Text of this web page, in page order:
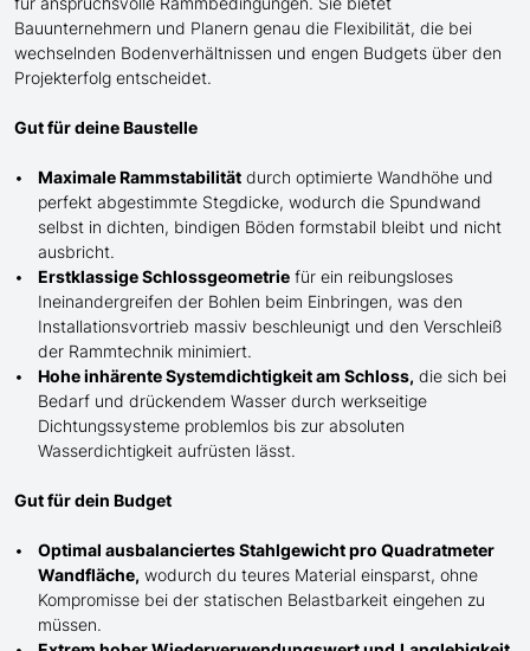
Bauunternehmern und Planern genau die Flexibilität, die bei
wechselnden Bodenverhältnissen und engen Budgets über den
Projekterfolg entscheidet.
Gut für deine Baustelle
Maximale Rammstabilität durch optimierte Wandhöhe und
perfekt abgestimmte Stegdicke, wodurch die Spundwand
selbst in dichten, bindigen Böden formstabil bleibt und nicht
ausbricht.
Erstklassige Schlossgeometrie für ein reibungsloses
Ineinandergreifen der Bohlen beim Einbringen, was den
Installationsvortrieb massiv beschleunigt und den Verschleiß
der Rammtechnik minimiert.
Hohe inhärente Systemdichtigkeit am Schloss, die sich bei
Bedarf und drückendem Wasser durch werkseitige
Dichtungssysteme problemlos bis zur absoluten
Wasserdichtigkeit aufrüsten lässt.
Gut für dein Budget
Optimal ausbalanciertes Stahlgewicht pro Quadratmeter
Wandfläche, wodurch du teures Material einsparst, ohne
Kompromisse bei der statischen Belastbarkeit eingehen zu
müssen.